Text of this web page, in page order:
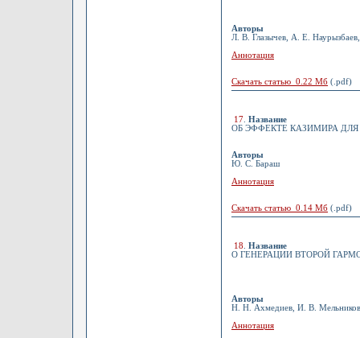
Авторы
Л. В. Глазычев, А. Е.
Аннотация
Скачать статью 0.22 Мб (.pdf)
17 Название
ОБ ЭФФЕКТЕ КАЗИМИРА
Авторы
Ю. С. Бараш
Аннотация
Скачать статью 0.14 Мб (.pdf)
18
Название
О ГЕНЕРАЦИИ ВТОРОЙ
Авторы
Н. Н. Ахмедиев, И. В.
Аннотация